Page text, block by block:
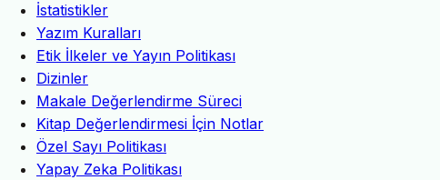
İstatistikler
Yazım Kuralları
Etik İlkeler ve Yayın Politikası
Dizinler
Makale Değerlendirme Süreci
Kitap Değerlendirmesi İçin Notlar
Özel Sayı Politikası
Yapay Zeka Politikası